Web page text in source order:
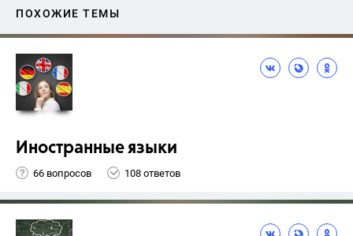
ПОХОЖИЕ ТЕМЫ
Иностранные языки
66 вопросов 108 ответов